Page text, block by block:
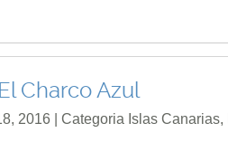
Charco Azul
2016 | Categoria Islas Canarias,